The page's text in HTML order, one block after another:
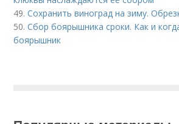
49.Сохранить виноград на зиму.
50.Сбор боярышника сроки. Как и
боярышник